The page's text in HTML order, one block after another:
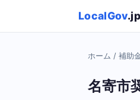
LocalGov.jp
ホーム / 補助
名寄市